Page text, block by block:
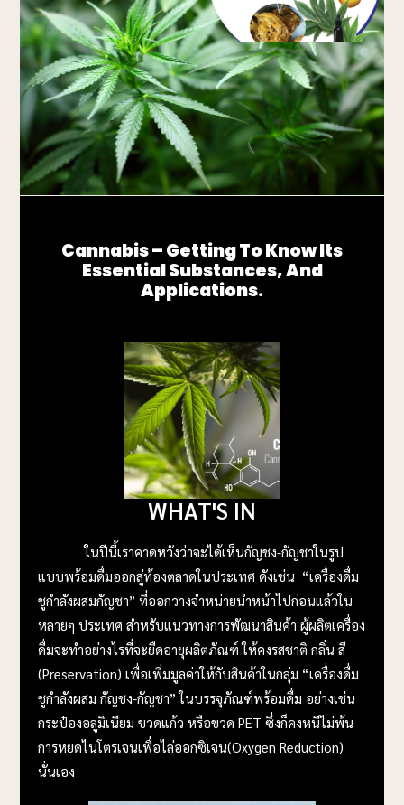
Cannabis – Getting To Know Its
Essential Substances, And
Applications.
WHAT'S IN
ในปีนี้เราคาดหวังว่าจะได้เห็นกัญชง-กัญชาในรูป
แบบพร้อมดื่มออกสู่ท้องตลาดในประเทศ ดังเช่น “เครื่องดื่ม
ชูกำลังผสมกัญชา” ที่ออกวางจำหน่ายนำหน้าไปก่อนแล้วใน
หลายๆ ประเทศ สำหรับแนวทางการพัฒนาสินค้า ผู้ผลิตเครื่อง
ดื่มจะทำอย่างไรที่จะยืดอายุผลิตภัณฑ์ ให้คงรสชาติ กลิ่น สี
(Preservation) เพื่อเพิ่มมูลค่าให้กับสินค้าในกลุ่ม “เครื่องดื่ม
ชูกำลังผสม กัญชง-กัญชา” ในบรรจุภัณฑ์พร้อมดื่ม อย่างเช่น
กระป๋องอลูมิเนียม ขวดแก้ว หรือขวด PET ซึ่งก็คงหนีไม่พ้น
การหยดไนโตรเจนเพื่อไล่ออกซิเจน(Oxygen Reduction)
นั่นเอง